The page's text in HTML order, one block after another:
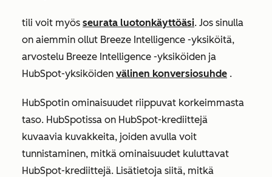
tili voit myös seurata luotonkäyttöäsi. Jos sinulla
on aiemmin ollut Breeze Intelligence -yksiköitä,
arvostelu Breeze Intelligence -yksiköiden ja
HubSpot-yksiköiden välinen konversiosuhde .
HubSpotin ominaisuudet riippuvat korkeimmasta
taso. HubSpotissa on HubSpot-krediittejä
kuvaavia kuvakkeita, joiden avulla voit
tunnistaminen, mitkä ominaisuudet kuluttavat
HubSpot-krediittejä. Lisätietoja siitä, mitkä